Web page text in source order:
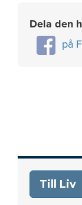
Dela den
på
Till Liv